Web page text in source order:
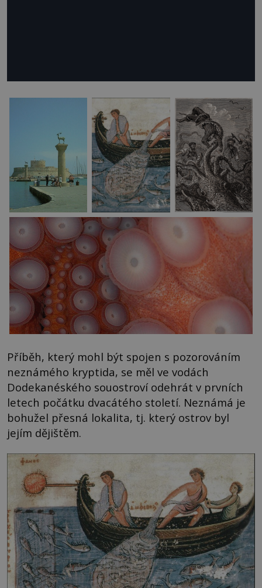
Příběh, který mohl být spojen s pozorováním
neznámého kryptida, se měl ve vodách
Dodekanéského souostroví odehrát v prvních
letech počátku dvacátého století. Neznámá je
bohužel přesná lokalita, tj. který ostrov byl
jejím dějištěm.